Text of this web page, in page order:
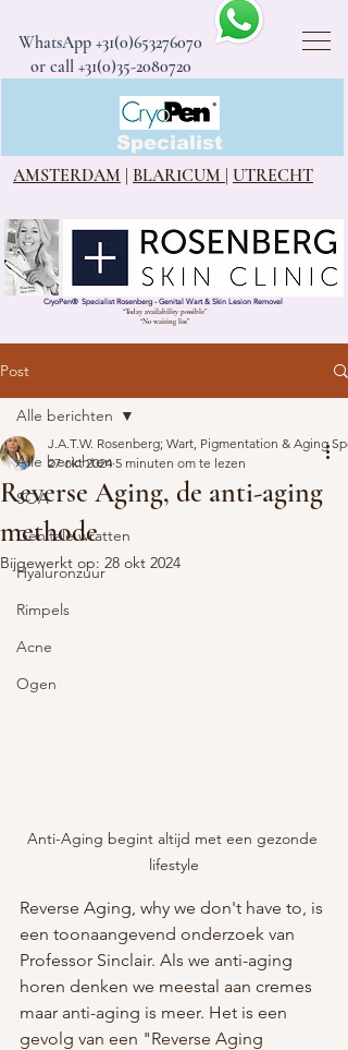
WhatsApp +31(0)653276070
or call +31(0)35-2080720
CryoPen®
Specialist
AMSTERDAM
BLARICUM UTRECHT
CryoPen® Specialist Rosenberg - Genital Wart & Skin Lesion Removel
“Today availability possible”
“No waiting list”
Post
Alle berichten
SOA
Genitale wratten
Hyaluronzuur
Rimpels
Acne
Ogen
Alle berichten
Reverse Aging, de anti-aging
methode
J.A.T.W. Rosenberg; Wart, Pigmentation & Aging
27 okt 2024 5 minuten om te lezen
Bijgewerkt op: 28 okt 2024
Anti-Aging begint altijd met een gezonde
lifestyle
Reverse Aging, why we don't have to, is
een toonaangevend onderzoek van
Professor Sinclair. Als we anti-aging
horen denken we meestal aan cremes
maar anti-aging is meer. Het is een
gevolg van een "Reverse Aging